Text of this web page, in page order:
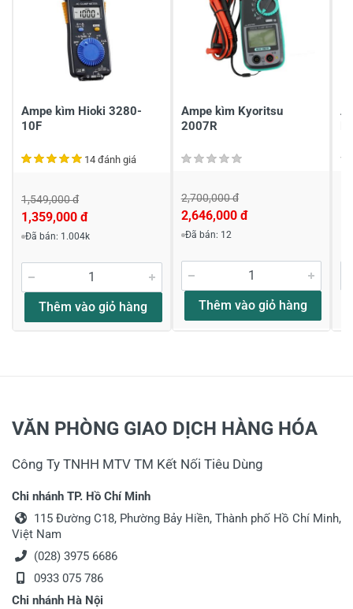
Gửi nhận xét
Ampe kìm Hioki 3280-
10F
14 đánh giá
1,549,000 đ
1,359,000 đ
Đã bán: 1.004k
Thêm vào giỏ hàng
Ampe kìm Kyoritsu
2007R
2,700,000 đ
2,646,000 đ
Đã bán: 12
Thêm vào giỏ hàng
VĂN PHÒNG GIAO DỊCH HÀNG HÓA
Công Ty TNHH MTV TM Kết Nối Tiêu Dùng
Chi nhánh TP. Hồ Chí Minh
115 Đường C18, Phường Bảy Hiền, Thành phố Hồ Chí Minh,
Việt Nam
(028) 3975 6686
0933 075 786
Chi nhánh Hà Nội